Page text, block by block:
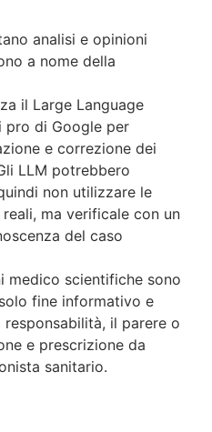
analisi e opinioni
a nome della
il Large Language
pro di Google per
e correzione dei
LLM potrebbero
non utilizzare le
ma verificale con un
del caso
medico scientifiche sono
fine informativo e
il parere o
e prescrizione da
sanitario.